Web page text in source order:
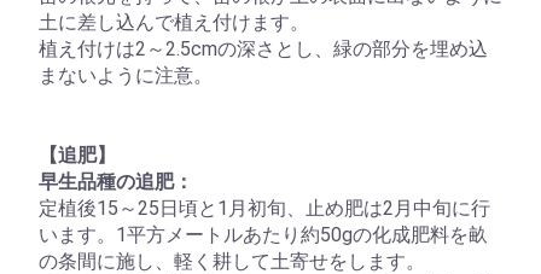
土に差し込んで植え付けます。
植え付けは2～2.5cmの深さとし、緑の部分を埋め込
まないように注意。
【追肥】
早生品種の追肥：
定植後15～25日頃と1月初旬、止め肥は2月中旬に行
います。1平方メートルあたり約50gの化成肥料を畝
の条間に施し、軽く耕して土寄せをします。